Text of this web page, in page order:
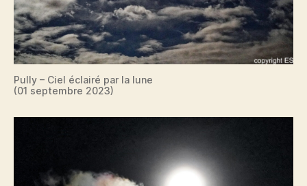
Pully – Ciel éclairé par la lune
(01 septembre 2023)